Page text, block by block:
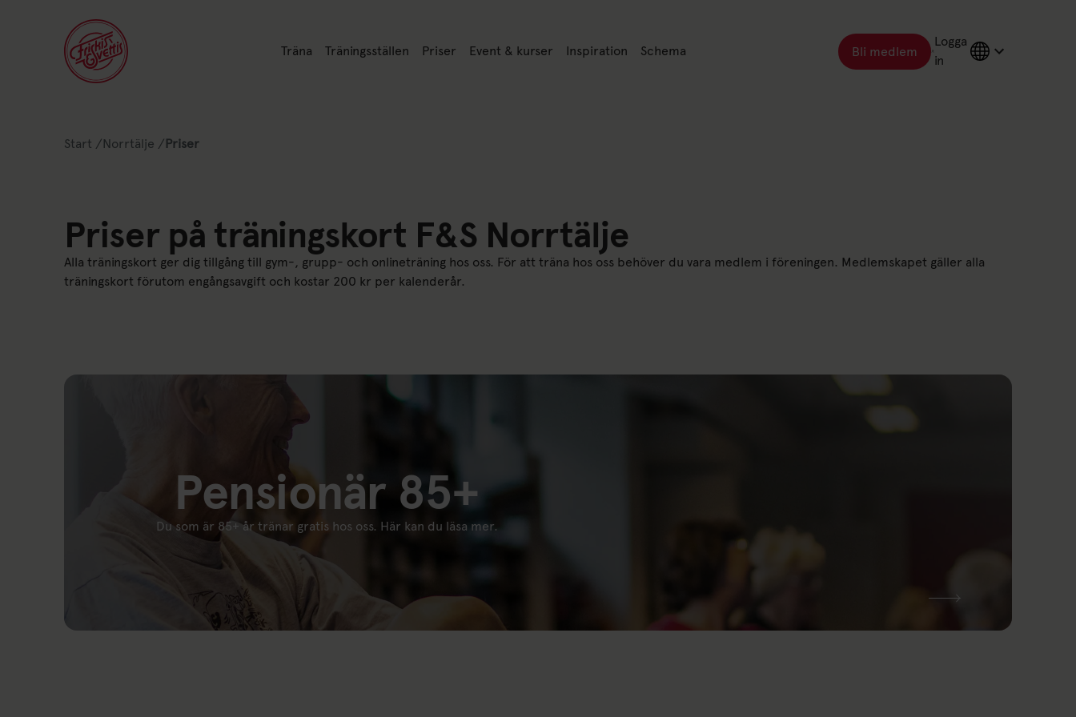
Länk till: Träna
Träna Länk till: Träningsställen
Träningsställen Länk till: Priser
Priser Länk till: Event & kurser
Event & kurser Länk till: Inspiration
Inspiration Länk till: Schema
Schema Länk till: Bli medlem
Bli medlem
Logga
in
Lista av nuvarande position på webbplatsen
Länk till: Start
Start /Länk till: Norrtälje
Norrtälje /Priser
Priser på träningskort F&S Norrtälje
Alla träningskort ger dig tillgång till gym-, grupp- och onlineträning hos oss. För att träna hos oss behöver du vara medlem i föreningen. Medlemskapet gäller alla
träningskort förutom engångsavgift och kostar 200 kr per kalenderår.
Pensionär 85+
Du som är 85+ år tränar gratis hos oss. Här kan du läsa mer.